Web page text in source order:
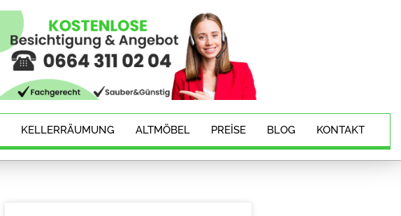
KELLERRÄUMUNG ALTMÖBEL PREISE BLOG KONTAKT